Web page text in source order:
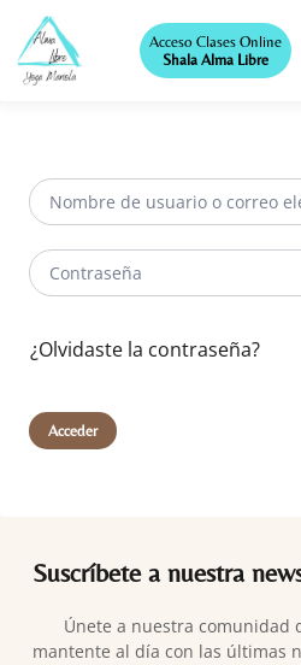
Acceso Clases Online
Shala Alma Libre
¿Olvidaste la contraseña?
Acceder
Suscríbete a nuestra
Únete a nuestra comunidad
mantente al día con las últimas